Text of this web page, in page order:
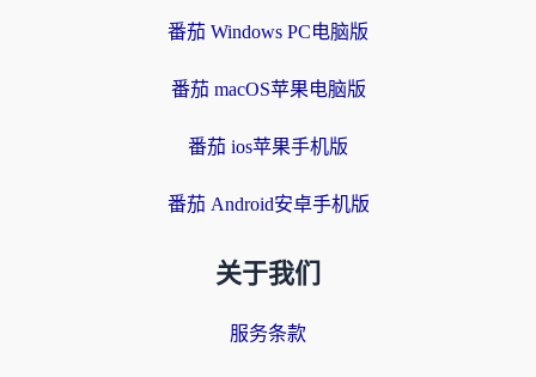
番茄 Windows PC电脑版
番茄 macOS苹果电脑版
番茄 ios苹果手机版
番茄 Android安卓手机版
关于我们
服务条款